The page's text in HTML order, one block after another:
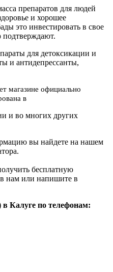
препаратов для людей
и хорошее
это инвестировать в свое
подтверждают.
для детоксикации и
и антидепрессанты,
магазине официально
в
и во многих других
вы найдете на нашем
бесплатную
нам или напишите в
Калуге по телефонам: